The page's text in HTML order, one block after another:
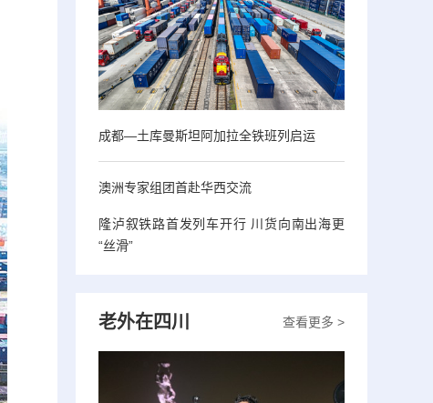
成都—土库曼斯坦阿加拉全铁班列启运
澳洲专家组团首赴华西交流
隆泸叙铁路首发列车开行 川货向南出海更
“丝滑”
查看更多 >
老外在四川